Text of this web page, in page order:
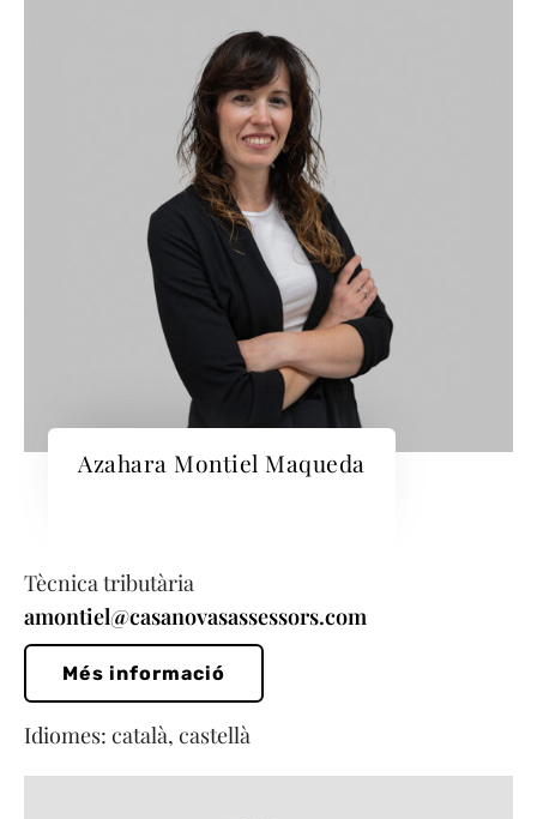
Azahara Montiel Maqueda
Tècnica tributària
amontiel@casanovasassessors.com
Més informació
Idiomes: català, castellà